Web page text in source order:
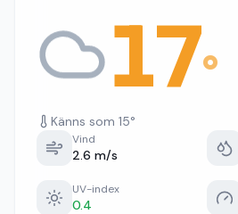
17°
Känns som 15°
Vind
2.6 m/s
UV-index
0.4